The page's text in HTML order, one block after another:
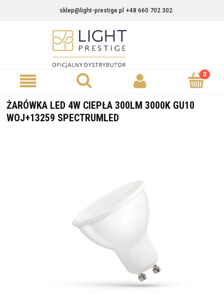
sklep@light-prestige.pl +48 660 702 302
ŻARÓWKA LED 4W CIEPŁA 300LM 3000K GU10
WOJ+13259 SPECTRUMLED